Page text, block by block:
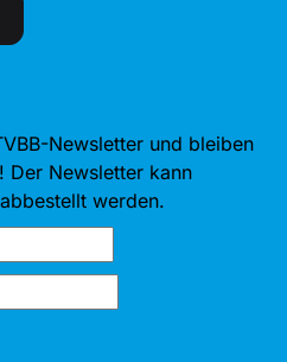
Newsletter und bleiben
Der Newsletter kann
werden.